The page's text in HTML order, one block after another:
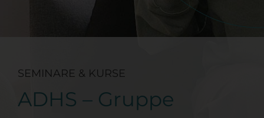
SEMINARE & KURSE
ADHS – Gruppe